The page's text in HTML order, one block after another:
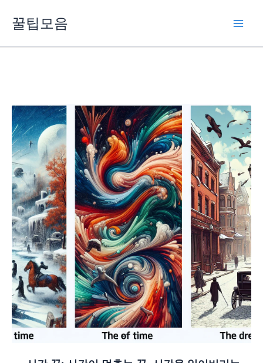
꿀팁모음